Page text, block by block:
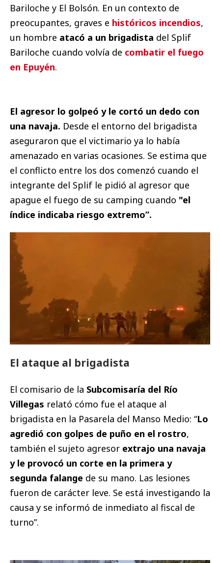
Bariloche y El Bolsón. En un contexto de
preocupantes, graves e históricos incendios,
un hombre atacó a un brigadista del Splif
Bariloche cuando volvía de combatir el fuego
en Epuyén.
El agresor lo golpeó y le cortó un dedo con
una navaja. Desde el entorno del brigadista
aseguraron que el victimario ya lo había
amenazado en varias ocasiones. Se estima que
el conflicto entre los dos comenzó cuando el
integrante del Splif le pidió al agresor que
apague el fuego de su camping cuando "el
índice indicaba riesgo extremo”.
El ataque al brigadista
El comisario de la Subcomisaría del Río
Villegas relató cómo fue el ataque al
brigadista en la Pasarela del Manso Medio: “Lo
agredió con golpes de puño en el rostro,
también el sujeto agresor extrajo una navaja
y le provocó un corte en la primera y
segunda falange de su mano. Las lesiones
fueron de carácter leve. Se está investigando la
causa y se informó de inmediato al fiscal de
turno”.